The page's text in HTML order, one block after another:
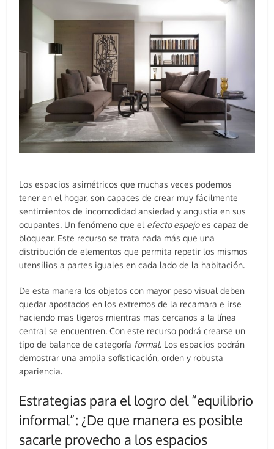
Los espacios asimétricos que muchas veces podemos
tener en el hogar, son capaces de crear muy fácilmente
sentimientos de incomodidad ansiedad y angustia en sus
ocupantes. Un fenómeno que el efecto espejoes capaz de
bloquear. Este recurso se trata nada más que una
distribución de elementos que permita repetir los mismos
utensilios a partes iguales en cada lado de la habitación.
De esta manera los objetos con mayor peso visual deben
quedar apostados en los extremos de la recamara e irse
haciendo mas ligeros mientras mas cercanos a la línea
central se encuentren. Con este recurso podrá crearse un
tipo de balance de categoría formal. Los espacios podrán
demostrar una amplia sofisticación, orden y robusta
apariencia.
Estrategias para el logro del “equilibrio
informal”: ¿De que manera es posible
sacarle provecho a los espacios